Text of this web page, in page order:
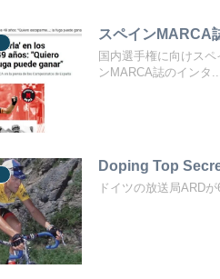
スペインMARCA
国内選手権に向けス
ンMARCA誌のインタ
Doping Top
ドイツの放送局ARD